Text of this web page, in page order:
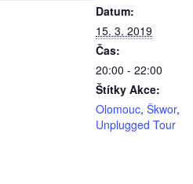
Datum:
15. 3. 2019
Čas:
20:00 - 22:00
Štítky Akce:
Olomouc, Škwor,
Unplugged Tour